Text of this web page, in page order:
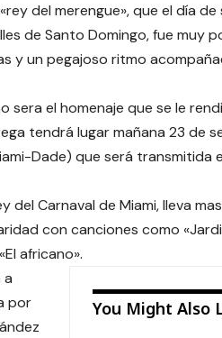
del merengue», que el día de
de Santo Domingo, fue muy
y un pegajoso ritmo
el homenaje que se le
tendrá lugar mañana 23 de
Dade) que será transmitida
del Carnaval de Miami, lleva
con canciones como
africano».
You Might Also
a
por